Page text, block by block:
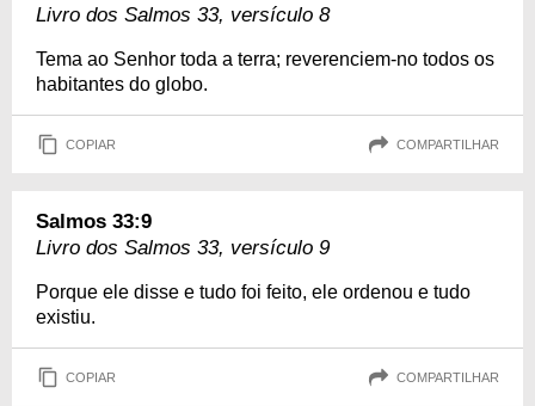
Livro dos Salmos 33, versículo 8
Tema ao Senhor toda a terra; reverenciem-no todos os
habitantes do globo.
COPIAR COMPARTILHAR
Salmos 33:9
Livro dos Salmos 33, versículo 9
Porque ele disse e tudo foi feito, ele ordenou e tudo
existiu.
COPIAR COMPARTILHAR